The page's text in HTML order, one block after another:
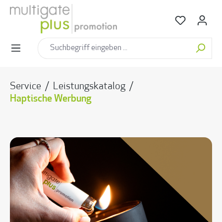
springen
Service / Leistungskatalog /
Haptische Werbung